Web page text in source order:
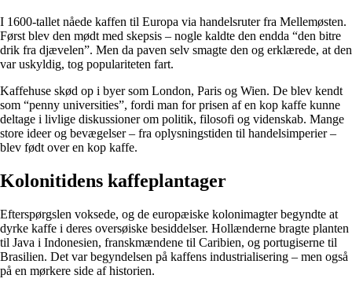
I 1600-tallet nåede kaffen til Europa via handelsruter fra Mellemøsten.
Først blev den mødt med skepsis – nogle kaldte den endda “den bitre
drik fra djævelen”. Men da paven selv smagte den og erklærede, at den
var uskyldig, tog populariteten fart.
Kaffehuse skød op i byer som London, Paris og Wien. De blev kendt
som “penny universities”, fordi man for prisen af en kop kaffe kunne
deltage i livlige diskussioner om politik, filosofi og videnskab. Mange
store ideer og bevægelser – fra oplysningstiden til handelsimperier –
blev født over en kop kaffe.
Kolonitidens kaffeplantager
Efterspørgslen voksede, og de europæiske kolonimagter begyndte at
dyrke kaffe i deres oversøiske besiddelser. Hollænderne bragte planten
til Java i Indonesien, franskmændene til Caribien, og portugiserne til
Brasilien. Det var begyndelsen på kaffens industrialisering – men også
på en mørkere side af historien.